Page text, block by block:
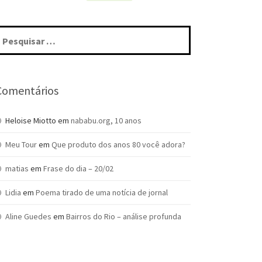
Heloise Miotto em nababu.org, 10 anos
Meu Tourem Que produto dos anos 80 você adora?
matias em Frase do dia – 20/02
Lidia em Poema tirado de uma notícia de jornal
Aline Guedes em Bairros do Rio – análise profunda